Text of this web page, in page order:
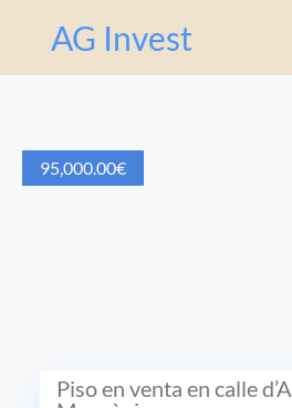
AG Invest
95,000.00€
Piso en venta en calle